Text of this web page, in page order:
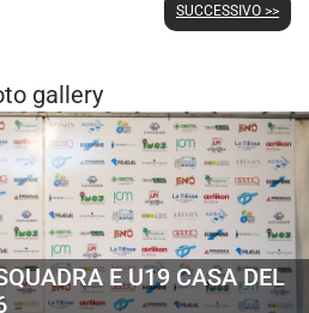
SUCCESSIVO >>
gallery
E U19 CASA DEL